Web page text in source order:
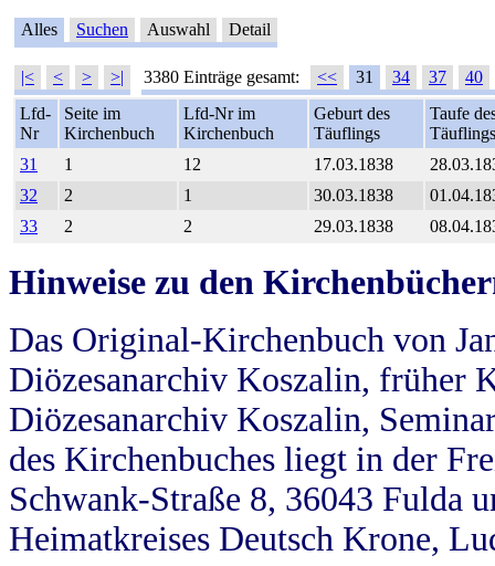
Alles Suchen Auswahl Detail
|< < > >| 3380 Einträge gesamt: << 31 34 37
40
Lfd-
Nr
Seite im
Kirchenbuch
Lfd-Nr im
Kirchenbuch
Geburt des
Täuflings
Taufe
Täuflings
31
1 12 17.03.1838
32
2 1 30.03.1838
33
2 2 29.03.1838
Hinweise zu den
Das Original-Kirchenbuch von
Diözesanarchiv Koszalin, früher
Diözesanarchiv Koszalin,
des Kirchenbuches liegt in der
Schwank-Straße 8, 36043 Fulda
Heimatkreises Deutsch Krone,